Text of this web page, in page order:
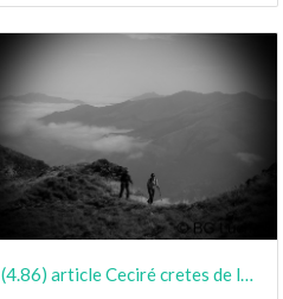
(4.86) article Ceciré cretes de la coume des clots 03